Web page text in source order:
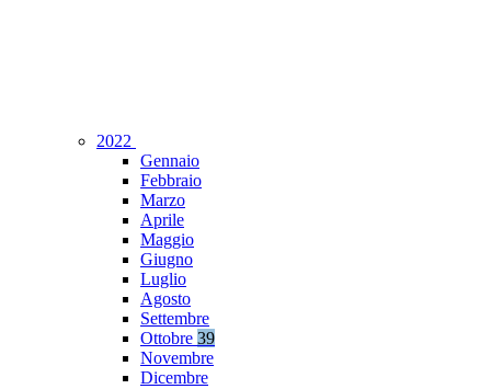
2022
Gennaio
Febbraio
Marzo
Aprile
Maggio
Giugno
Luglio
Agosto
Settembre
Ottobre 39
Novembre
Dicembre